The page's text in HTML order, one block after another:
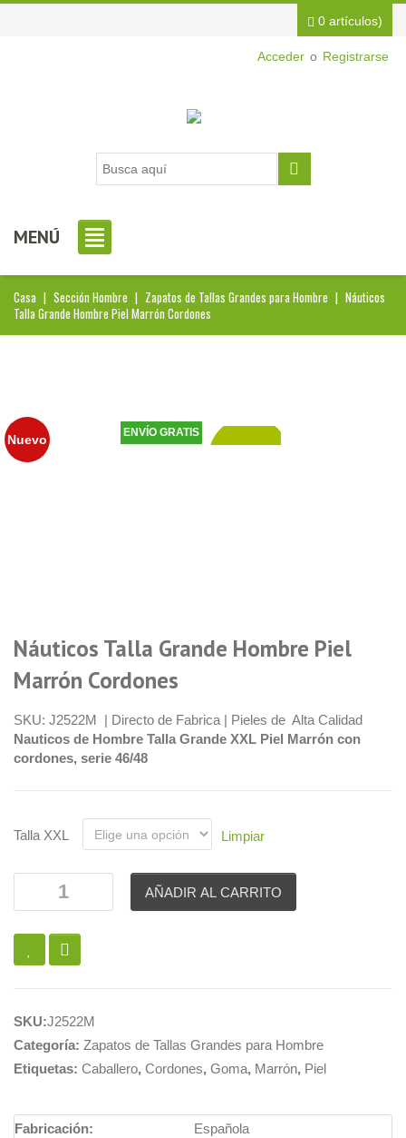
Acceder o Registrarse
0 artículos)
MENÚ
Casa | Sección Hombre | Zapatos de Tallas Grandes para Hombre | Náuticos
Talla Grande Hombre Piel Marrón Cordones
Nuevo ENVÍO GRATIS
Náuticos Talla Grande Hombre Piel
Marrón Cordones
SKU: J2522M | Directo de Fabrica | Pieles de Alta Calidad
Nauticos de Hombre Talla Grande XXL Piel Marrón con
cordones, serie 46/48
Talla XXL Limpiar
AÑADIR AL CARRITO
SKU:J2522M
Categoría: Zapatos de Tallas Grandes para Hombre
Etiquetas: Caballero, Cordones, Goma, Marrón, Piel
Fabricación:
Española